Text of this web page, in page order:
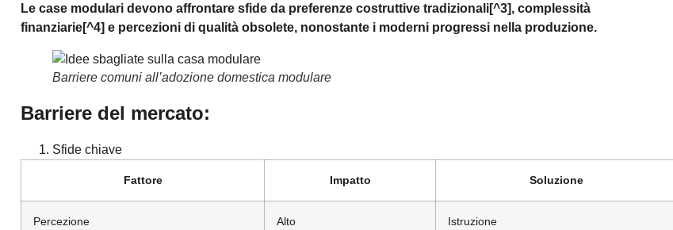
Le case modulari devono affrontare sfide da preferenze costruttive tradizionali[^3], complessità
finanziarie[^4] e percezioni di qualità obsolete, nonostante i moderni progressi nella produzione.
Barriere comuni all’adozione domestica modulare
Barriere del mercato:
Sfide chiave
Fattore Impatto Soluzione
Percezione Alto Istruzione